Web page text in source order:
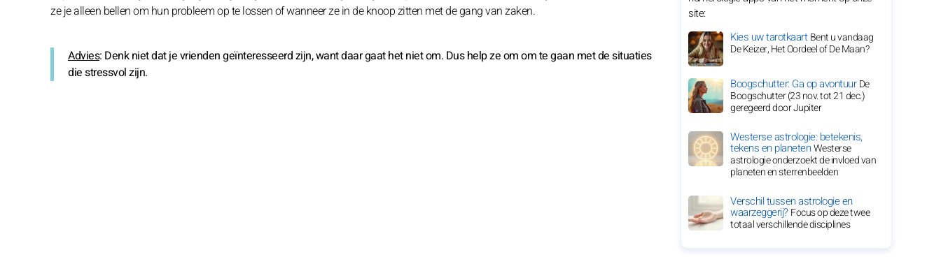
ze je alleen bellen om hun probleem op te lossen of wanneer ze in de knoop zitten met de gang van zaken.
Advies: Denk niet dat je vrienden geïnteresseerd zijn, want daar gaat het niet om. Dus help ze om om te gaan met de situaties
die stressvol zijn.
site:
Kies uw tarotkaartBent u vandaag
De Keizer, Het Oordeel of De Maan?
Boogschutter: Ga op avontuurDe
Boogschutter (23 nov. tot 21 dec.)
geregeerd door Jupiter
Westerse astrologie: betekenis,
tekens en planetenWesterse
astrologie onderzoekt de invloed van
planeten en sterrenbeelden
Verschil tussen astrologie en
waarzeggerij?Focus op deze twee
totaal verschillende disciplines